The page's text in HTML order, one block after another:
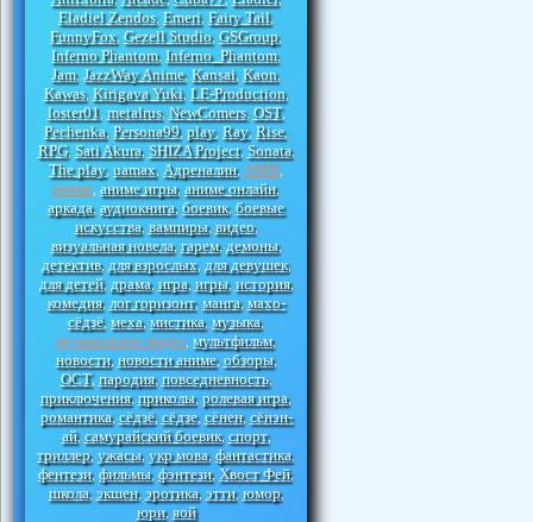
Eladiel Zendos, Emeri, Fairy Tail,
FunnyFox, Gezell Studio, GSGroup,
Inferno Phantom, Inferno_Phantom,
Jam, JazzWay Anime, Kansai, Kaon,
Kawas, Kirigava Yuki, LE-Production,
loster01, metalrus, NewComers, OST,
Pechenka, Persona99, play, Ray, Rise,
RPG, Sati Akura, SHIZA Project, Sonata,
The play, uamax, Адреналин, АМВ
аниме аниме игры, аниме онлайн,
аркада, аудиокнига, боевик, боевые
искусства, вампиры, видео,
визуальная новела, гарем, демоны,
детектив, для взрослых, для девушек,
для детей, драма, игра, игры, история,
комедия, лог горизонт, манга, махо-
сёдзё, меха, мистика, музыка,
музыкальное видео мультфильм,
новости, новости аниме, обзоры,
ОСТ, пародия, повседневность,
приключения, приколы, ролевая игра,
романтика, сёдзё, сёдзе, сёнен, сёнэн-
ай, самурайский боевик, спорт,
триллер, ужасы, укр мова, фантастика,
фентези, фильмы, фэнтези, Хвост Фей,
школа, экшен, эротика, этти, юмор,
юри, яой